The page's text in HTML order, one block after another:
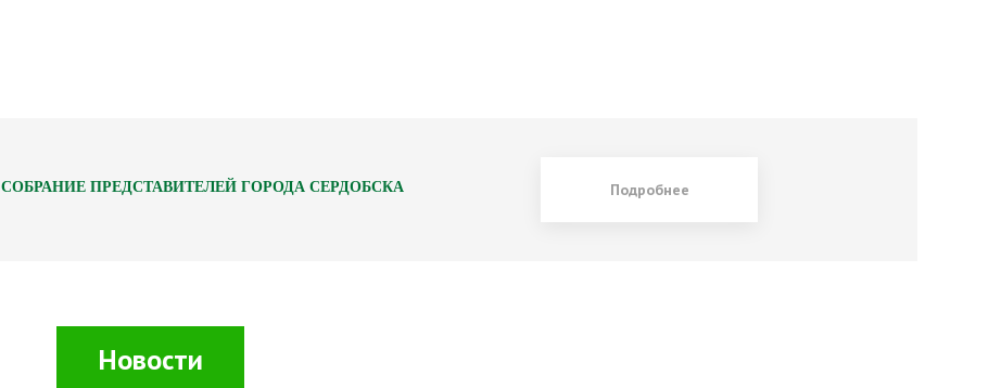
СОБРАНИЕ ПРЕДСТАВИТЕЛЕЙ ГОРОДА СЕРДОБСКА Подробнее
Новости